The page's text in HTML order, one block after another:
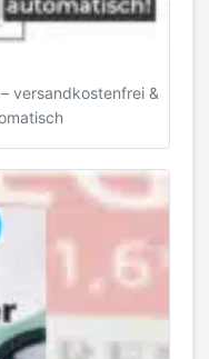
versandkostenfrei &